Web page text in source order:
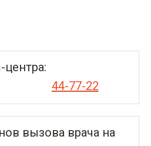
44-77-22
вызова врача на